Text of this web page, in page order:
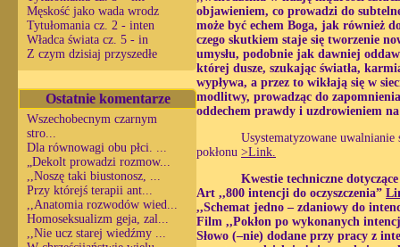
Męskość jako wada wrodz
Tytułomania cz. 2 - inten
Władca świata cz. 5 - in
Z czym dzisiaj przyszedłe
Ostatnie komentarze
Wszechobecnym czarnym
stro...
Dla równowagi obu płci. ...
„Dekolt prowadzi rozmow...
,,Noszę taki biustonosz, ...
Przy którejś terapii ant...
,,Anatomia rozwodów wied...
Homoseksualizm geja, zal...
,,Nie ucz starej wiedźmy ...
objawieniem, co prowadzi do
może być echem Boga, jak również
czego skutkiem staje się tworzenie
umysłu, podobnie jak dawniej
której dusze, szukając światła,
wypływa, a przez to wikłają się w
modlitwy, prowadząc do
oddechem prawdy i uzdrowieniem
Usystematyzowane
pokłonu >Link.
Kwestie techniczne
Art ,,800 intencji do oczyszczenia”
,,Schemat jedno – zdaniowy do
Film ,,Pokłon po wykonanych
Słowo (–nie) dodane przy pracy z